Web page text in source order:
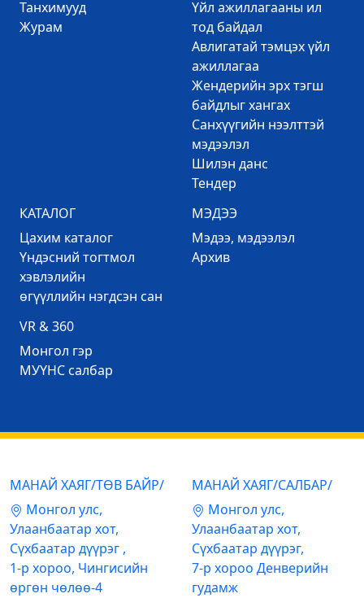
Танхимууд
Журам
Үйл ажиллагааны ил
тод байдал
Авлигатай тэмцэх үйл
ажиллагаа
Жендерийн эрх тэгш
байдлыг хангах
Санхүүгийн нээлттэй
мэдээлэл
Шилэн данс
Тендер
КАТАЛОГ
Цахим каталог
Үндэсний тогтмол
хэвлэлийн
өгүүллийн нэгдсэн сан
МЭДЭЭ
Mэдээ, мэдээлэл
Архив
VR & 360
Mонгол гэр
МУҮНС салбар
МАНАЙ ХАЯГ/ТӨВ БАЙР/
Mонгол улс,
Улаанбаатар хот,
Сүхбаатар дүүрэг ,
1-р хороо, Чингисийн
өргөн чөлөө-4
МАНАЙ ХАЯГ/САЛБАР/
Mонгол улс,
Улаанбаатар хот,
Сүхбаатар дүүрэг,
7-р хороо Денверийн
гудамж